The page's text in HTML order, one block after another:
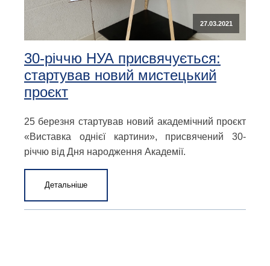
27.03.2021
30-річчю НУА присвячується:
стартував новий мистецький
проєкт
25 березня стартував новий академічний проєкт
«Виставка однієї картини», присвячений 30-
річчю від Дня народження Академії.
Детальніше